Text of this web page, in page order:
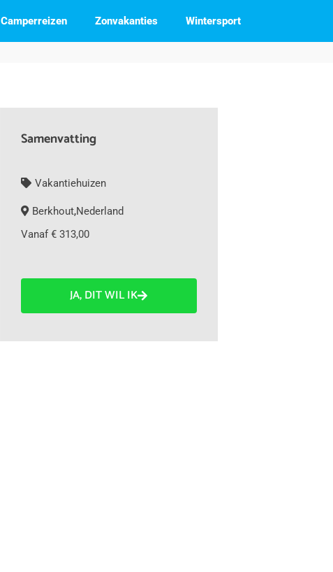
Camperreizen Zonvakanties Wintersport
Samenvatting
Vakantiehuizen
Berkhout,Nederland
Vanaf € 313,00
JA, DIT WIL IK